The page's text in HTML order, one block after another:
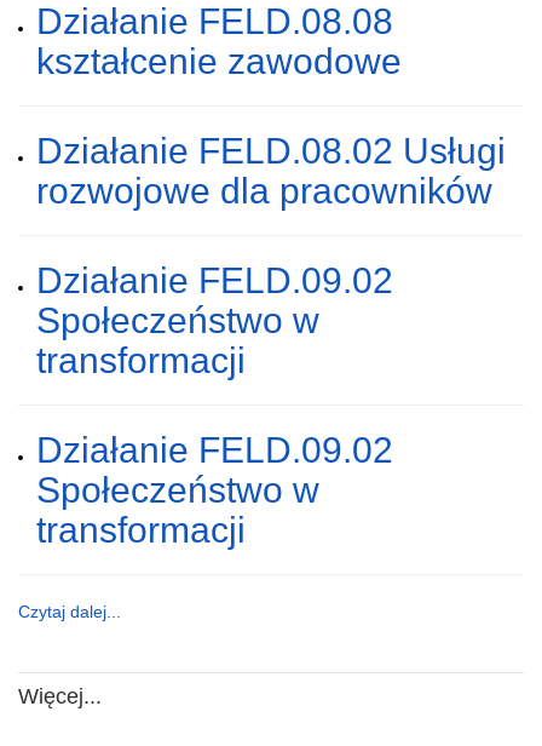
Działanie FELD.08.08
kształcenie zawodowe
Działanie FELD.08.02 Usługi
rozwojowe dla pracowników
Działanie FELD.09.02
Społeczeństwo w
transformacji
Działanie FELD.09.02
Społeczeństwo w
transformacji
Czytaj dalej...
Więcej...